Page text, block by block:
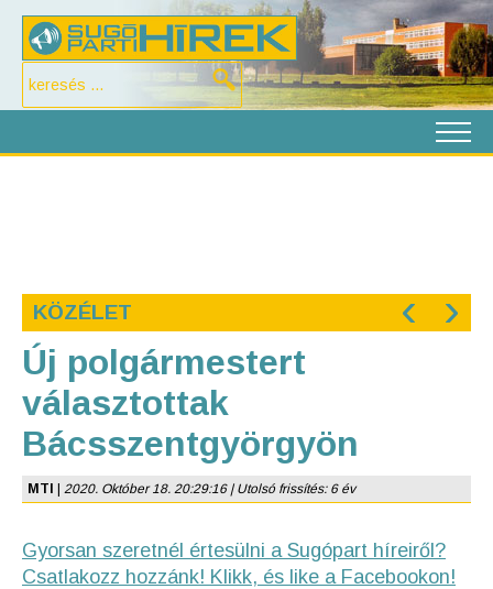
KÖZÉLET ‹ ›
Új polgármestert
választottak
Bácsszentgyörgyön
MTI 2020. Október 18. 20:29:16 | Utolsó frissítés: 6 év
Gyorsan szeretnél értesülni a Sugópart híreiről?
Csatlakozz hozzánk! Klikk, és like a Facebookon!